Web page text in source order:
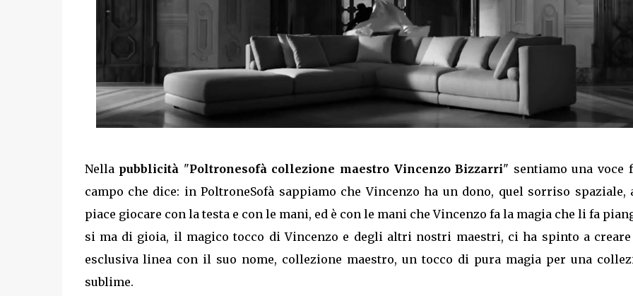
Nella pubblicità "Poltronesofà collezione maestro Vincenzo Bizzarri" sentiamo una voce
campo che dice: in PoltroneSofà sappiamo che Vincenzo ha un dono, quel sorriso spaziale,
piace giocare con la testa e con le mani, ed è con le mani che Vincenzo fa la magia che li fa
si ma di gioia, il magico tocco di Vincenzo e degli altri nostri maestri, ci ha spinto a creare
esclusiva linea con il suo nome, collezione maestro, un tocco di pura magia per una
sublime.